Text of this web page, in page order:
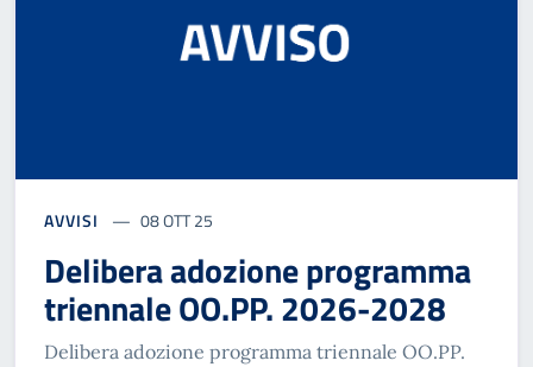
AVVISI 08 OTT 25
Delibera adozione programma
triennale OO.PP. 2026-2028
Delibera adozione programma triennale OO.PP.